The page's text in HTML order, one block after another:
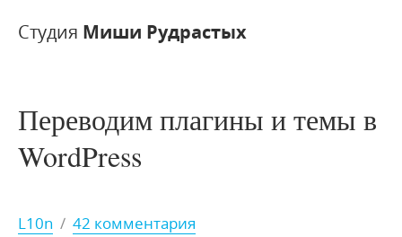
Студия Миши Рудрастых
Переводим плагины и темы в
WordPress
L10n / 42 комментария